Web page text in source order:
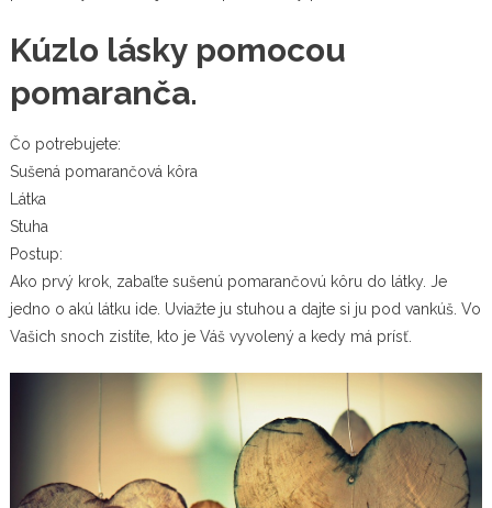
Kúzlo lásky pomocou
pomaranča.
Čo potrebujete:
Sušená pomarančová kôra
Látka
Stuha
Postup:
Ako prvý krok, zabaľte sušenú pomarančovú kôru do látky. Je
jedno o akú látku ide. Uviažte ju stuhou a dajte si ju pod vankúš. Vo
Vašich snoch zistíte, kto je Váš vyvolený a kedy má prísť.